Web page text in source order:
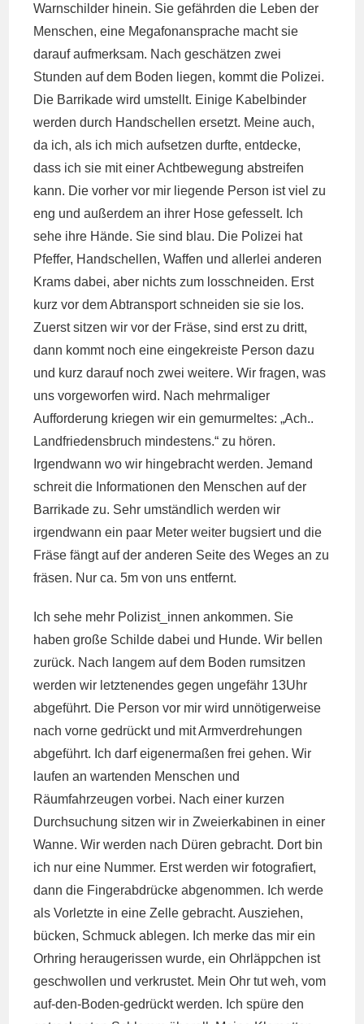
Warnschilder hinein. Sie gefährden die Leben der
Menschen, eine Megafonansprache macht sie
darauf aufmerksam. Nach geschätzen zwei
Stunden auf dem Boden liegen, kommt die Polizei.
Die Barrikade wird umstellt. Einige Kabelbinder
werden durch Handschellen ersetzt. Meine auch,
da ich, als ich mich aufsetzen durfte, entdecke,
dass ich sie mit einer Achtbewegung abstreifen
kann. Die vorher vor mir liegende Person ist viel zu
eng und außerdem an ihrer Hose gefesselt. Ich
sehe ihre Hände. Sie sind blau. Die Polizei hat
Pfeffer, Handschellen, Waffen und allerlei anderen
Krams dabei, aber nichts zum losschneiden. Erst
kurz vor dem Abtransport schneiden sie sie los.
Zuerst sitzen wir vor der Fräse, sind erst zu dritt,
dann kommt noch eine eingekreiste Person dazu
und kurz darauf noch zwei weitere. Wir fragen, was
uns vorgeworfen wird. Nach mehrmaliger
Aufforderung kriegen wir ein gemurmeltes: „Ach..
Landfriedensbruch mindestens.“ zu hören.
Irgendwann wo wir hingebracht werden. Jemand
schreit die Informationen den Menschen auf der
Barrikade zu. Sehr umständlich werden wir
irgendwann ein paar Meter weiter bugsiert und die
Fräse fängt auf der anderen Seite des Weges an zu
fräsen. Nur ca. 5m von uns entfernt.
Ich sehe mehr Polizist_innen ankommen. Sie
haben große Schilde dabei und Hunde. Wir bellen
zurück. Nach langem auf dem Boden rumsitzen
werden wir letztenendes gegen ungefähr 13Uhr
abgeführt. Die Person vor mir wird unnötigerweise
nach vorne gedrückt und mit Armverdrehungen
abgeführt. Ich darf eigenermaßen frei gehen. Wir
laufen an wartenden Menschen und
Räumfahrzeugen vorbei. Nach einer kurzen
Durchsuchung sitzen wir in Zweierkabinen in einer
Wanne. Wir werden nach Düren gebracht. Dort bin
ich nur eine Nummer. Erst werden wir fotografiert,
dann die Fingerabdrücke abgenommen. Ich werde
als Vorletzte in eine Zelle gebracht. Ausziehen,
bücken, Schmuck ablegen. Ich merke das mir ein
Orhring heraugerissen wurde, ein Ohrläppchen ist
geschwollen und verkrustet. Mein Ohr tut weh, vom
auf-den-Boden-gedrückt werden. Ich spüre den